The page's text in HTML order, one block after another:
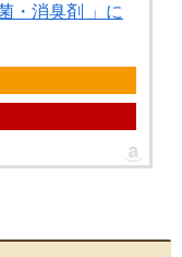
・消臭剤 」に